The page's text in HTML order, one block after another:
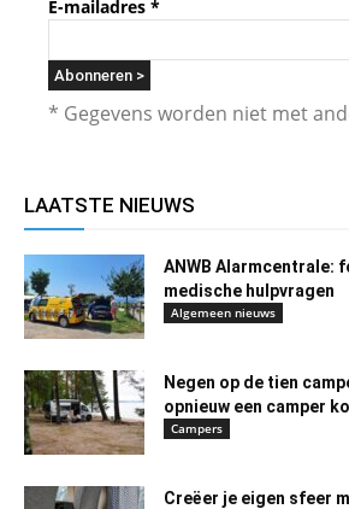
E-mailadres *
* Gegevens worden niet met
LAATSTE NIEUWS
ANWB Alarmcentrale:
medische hulpvragen
Algemeen nieuws
Negen op de tien
opnieuw een camper
Campers
Creëer je eigen sfeer